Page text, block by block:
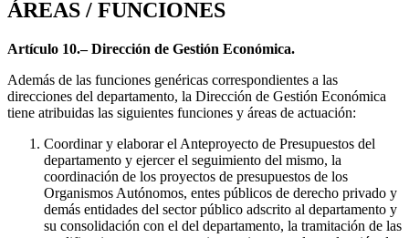
ÁREAS / FUNCIONES
Artículo 10.– Dirección de Gestión Económica.
Además de las funciones genéricas correspondientes a las
direcciones del departamento, la Dirección de Gestión Económica
tiene atribuidas las siguientes funciones y áreas de actuación:
Coordinar y elaborar el Anteproyecto de Presupuestos del
departamento y ejercer el seguimiento del mismo, la
coordinación de los proyectos de presupuestos de los
Organismos Autónomos, entes públicos de derecho privado y
demás entidades del sector público adscrito al departamento y
su consolidación con el del departamento, la tramitación de las